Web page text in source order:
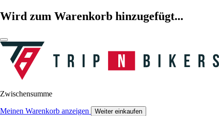
Wird zum Warenkorb hinzugefügt...
Zwischensumme
Meinen Warenkorb anzeigen Weiter einkaufen